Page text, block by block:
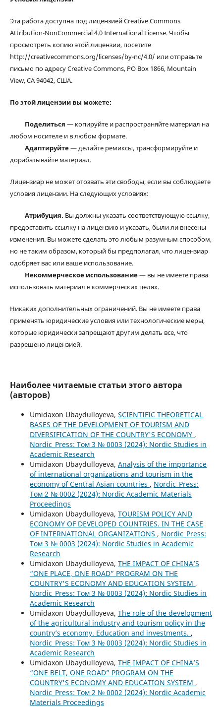
Эта работа доступна под лицензией Creative Commons
Attribution-NonCommercial 4.0 International License. Чтобы
просмотреть копию этой лицензии, посетите
http://creativecommons.org/licenses/by-nc/4.0/ или отправьте
письмо по адресу Creative Commons, PO Box 1866, Mountain
View, CA 94042, США.
По этой лицензии вы можете:
Поделиться — копируйте и распространяйте материал на
любом носителе и в любом формате.
Адаптируйте— делайте ремиксы, трансформируйте и
дорабатывайте материал.
Лицензиар не может отозвать эти свободы, если вы соблюдаете
условия лицензии. На следующих условиях:
Атрибуция. Вы должны указать соответствующую ссылку,
предоставить ссылку на лицензию и указать, были ли внесены
изменения. Вы можете сделать это любым разумным способом,
но не таким образом, который бы предполагал, что лицензиар
одобряет вас или ваше использование.
Некоммерческое использование— вы не имеете права
использовать материал в коммерческих целях.
Никаких дополнительных ограничений. Вы не имеете права
применять юридические условия или технологические меры,
которые юридически запрещают другим делать все, что
разрешено лицензией.
Наиболее читаемые статьи этого автора
(авторов)
Umidaxon Ubaydulloyeva, SCIENTIFIC THEORETICAL
BASES OF THE DEVELOPMENT OF TOURISM AND
DIVERSIFICATION OF THE COUNTRY'S ECONOMY ,
Nordic_Press: Том 3 № 0003 (2024): Nordic Studies in
Academic Research
Umidaxon Ubaydulloyeva, Analysis of the importance
of international organizations and tourism in the
economy of Central Asian countries , Nordic_Press:
Том 2 № 0002 (2024): Nordic Academic Materials
Proceedings
Umidaxon Ubaydulloyeva, TOURISM POLICY AND
ECONOMY OF DEVELOPED COUNTRIES. IN THE CASE
OF INTERNATIONAL ORGANIZATIONS , Nordic_Press:
Том 3 № 0003 (2024): Nordic Studies in Academic
Research
Umidaxon Ubaydulloyeva, THE IMPACT OF CHINA’S
“ONE PLACE, ONE ROAD” PROGRAM ON THE
COUNTRY'S ECONOMY AND EDUCATION SYSTEM ,
Nordic_Press: Том 3 № 0003 (2024): Nordic Studies in
Academic Research
Umidaxon Ubaydulloyeva, The role of the development
of the agricultural industry and tourism policy in the
country’s economy. Education and investments. ,
Nordic_Press: Том 3 № 0003 (2024): Nordic Studies in
Academic Research
Umidaxon Ubaydulloyeva, THE IMPACT OF CHINA’S
“ONE BELT, ONE ROAD” PROGRAM ON THE
COUNTRY'S ECONOMY AND EDUCATION SYSTEM ,
Nordic_Press: Том 2 № 0002 (2024): Nordic Academic
Materials Proceedings